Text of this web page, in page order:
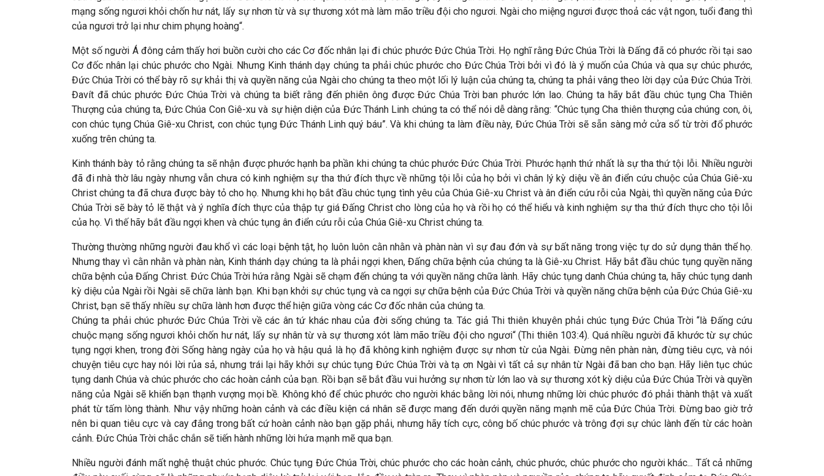
mạng sống ngươi khỏi chốn hư nát, lấy sự nhơn từ và sự thương xót mà làm mão triều đội cho ngươi. Ngài cho miệng ngươi được thoả các vật ngon, tuổi đang thì
của ngươi trở lại như chim phụng hoàng“.
Một số người Á đông cảm thấy hơi buồn cười cho các Cơ đốc nhân lại đi chúc phước Đức Chúa Trời. Họ nghĩ rằng Đức Chúa Trời là Đấng đã có phước rồi tại sao
Cơ đốc nhân lại chúc phước cho Ngài. Nhưng Kinh thánh dạy chúng ta phải chúc phước cho Đức Chúa Trời bởi vì đó là ý muốn của Chúa và qua sự chúc phước,
Đức Chúa Trời có thể bày rõ sự khải thị và quyền năng của Ngài cho chúng ta theo một lối lý luận của chúng ta, chúng ta phải vâng theo lời dạy của Đức Chúa Trời.
Đavít đã chúc phước Đức Chúa Trời và chúng ta biết rằng đến phiên ông được Đức Chúa Trời ban phước lớn lao. Chúng ta hãy bắt đầu chúc tụng Cha Thiên
Thượng của chúng ta, Đức Chúa Con Giê-xu và sự hiện diện của Đức Thánh Linh chúng ta có thể nói dễ dàng rằng: “Chúc tụng Cha thiên thượng của chúng con, ôi,
con chúc tụng Chúa Giê-xu Christ, con chúc tụng Đức Thánh Linh quý báu”. Và khi chúng ta làm điều này, Đức Chúa Trời sẽ sẵn sàng mở cửa sổ từ trời đổ phước
xuống trên chúng ta.
Kinh thánh bày tỏ rằng chúng ta sẽ nhận được phước hạnh ba phần khi chúng ta chúc phước Đức Chúa Trời. Phước hạnh thứ nhất là sự tha thứ tội lỗi. Nhiều người
đã đi nhà thờ lâu ngày nhưng vẫn chưa có kinh nghiệm sự tha thứ đích thực về những tội lỗi của họ bởi vì chân lý kỳ diệu về ân điển cứu chuộc của Chúa Giê-xu
Christ chúng ta đã chưa được bày tỏ cho họ. Nhưng khi họ bắt đầu chúc tụng tình yêu của Chúa Giê-xu Christ và ân điển cứu rỗi của Ngài, thì quyền năng của Đức
Chúa Trời sẽ bày tỏ lẽ thật và ý nghĩa đích thực của thập tự giá Đấng Christ cho lòng của họ và rồi họ có thể hiểu và kinh nghiệm sự tha thứ đích thực cho tội lỗi
của họ. Vì thế hãy bắt đầu ngợi khen và chúc tụng ân điển cứu rỗi của Chúa Giê-xu Christ chúng ta.
Thường thường những người đau khổ vì các loại bệnh tật, họ luôn luôn cằn nhằn và phàn nàn vì sự đau đớn và sự bất năng trong việc tự do sử dụng thân thể họ.
Nhưng thay vì cằn nhằn và phàn nàn, Kinh thánh dạy chúng ta là phải ngợi khen, Đấng chữa bệnh của chúng ta là Giê-xu Christ. Hãy bắt đầu chúc tụng quyền năng
chữa bệnh của Đấng Christ. Đức Chúa Trời hứa rằng Ngài sẽ chạm đến chúng ta với quyền năng chữa lành. Hãy chúc tụng danh Chúa chúng ta, hãy chúc tụng danh
kỳ diệu của Ngài rồi Ngài sẽ chữa lành bạn. Khi bạn khởi sự chúc tụng và ca ngợi sự chữa bệnh của Đức Chúa Trời và quyền năng chữa bệnh của Đức Chúa Giê-xu
Christ, bạn sẽ thấy nhiều sự chữa lành hơn được thể hiện giữa vòng các Cơ đốc nhân của chúng ta.
Chúng ta phải chúc phước Đức Chúa Trời về các ân tứ khác nhau của đời sống chúng ta. Tác giả Thi thiên khuyên phải chúc tụng Đức Chúa Trời “là Đấng cứu
chuộc mạng sống ngươi khỏi chốn hư nát, lấy sự nhân từ và sự thương xót làm mão triều đội cho ngươi“ (Thi thiên 103:4). Quá nhiều người đã khước từ sự chúc
tụng ngợi khen, trong đời Sống hàng ngày của họ và hậu quả là họ đã không kinh nghiệm được sự nhơn từ của Ngài. Đừng nên phàn nàn, đừng tiêu cực, và nói
chuyện tiêu cực hay nói lời rủa sả, nhưng trái lại hãy khởi sự chúc tụng Đức Chúa Trời và tạ ơn Ngài vì tất cả sự nhân từ Ngài đã ban cho bạn. Hãy liên tục chúc
tụng danh Chúa và chúc phước cho các hoàn cảnh của bạn. Rồi bạn sẽ bắt đầu vui hưởng sự nhơn từ lớn lao và sự thương xót kỳ diệu của Đức Chúa Trời và quyền
năng của Ngài sẽ khiến bạn thạnh vượng mọi bề. Không khó để chúc phước cho người khác bằng lời nói, nhưng những lời chúc phước đó phải thành thật và xuất
phát từ tấm lòng thành. Như vậy những hoàn cảnh và các điều kiện cá nhân sẽ được mang đến dưới quyền năng mạnh mẽ của Đức Chúa Trời. Đừng bao giờ trở
nên bi quan tiêu cực và cay đắng trong bất cứ hoàn cảnh nào bạn gặp phải, nhưng hãy tích cực, công bố chúc phước và trông đợi sự chúc lành đến từ các hoàn
cảnh. Đức Chúa Trời chắc chắn sẽ tiến hành những lời hứa mạnh mẽ qua bạn.
Nhiều người đánh mất nghệ thuật chúc phước. Chúc tụng Đức Chúa Trời, chúc phước cho các hoàn cảnh, chúc phước, chúc phước cho người khác... Tất cả những